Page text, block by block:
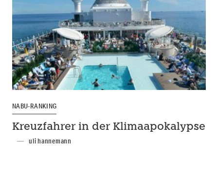
NABU-RANKING
Kreuzfahrer in der Klimaapokalypse
uli hannemann